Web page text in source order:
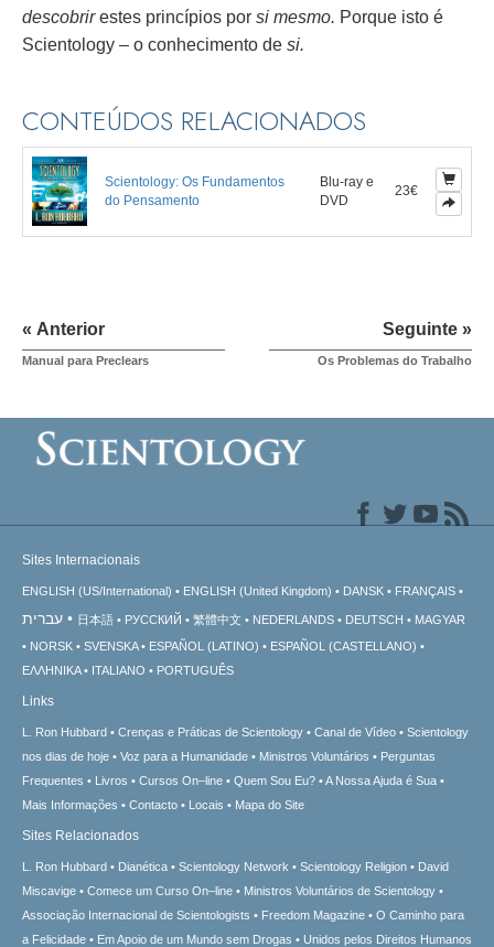
descobrirestes princípios por si mesmo. Porque isto é
Scientology – o conhecimento de si.
CONTEÚDOS RELACIONADOS
Scientology: Os Fundamentos
do Pensamento
Blu-ray e
DVD
23€
« Anterior
Manual para Preclears
Seguinte »
Os Problemas do Trabalho
Sites Internacionais
ENGLISH (US/International) ENGLISH (United Kingdom) DANSK FRANÇAIS
עברית 日本語 РУССКИЙ 繁體中文 NEDERLANDS DEUTSCH
MAGYAR
NORSK
SVENSKA ESPAÑOL (LATINO)
ESPAÑOL (CASTELLANO)
ΕΛΛΗΝΙΚA
ITALIANO PORTUGUÊS
Links
L. Ron Hubbard Crenças e Práticas de Scientology Canal de Vídeo
Scientology
nos dias de hoje
Voz para a Humanidade Ministros Voluntários
Perguntas
Frequentes
Livros Cursos On–line Quem Sou Eu?
A Nossa Ajuda é Sua
Mais Informações
Contacto Locais Mapa do Site
Sites Relacionados
L. Ron Hubbard Dianética Scientology Network Scientology Religion
David
Miscavige
Comece um Curso On–line
Ministros Voluntários de Scientology
Associação Internacional de Scientologists
Freedom Magazine
O Caminho para
a Felicidade
Em Apoio de um Mundo sem Drogas Unidos pelos Direitos Humanos